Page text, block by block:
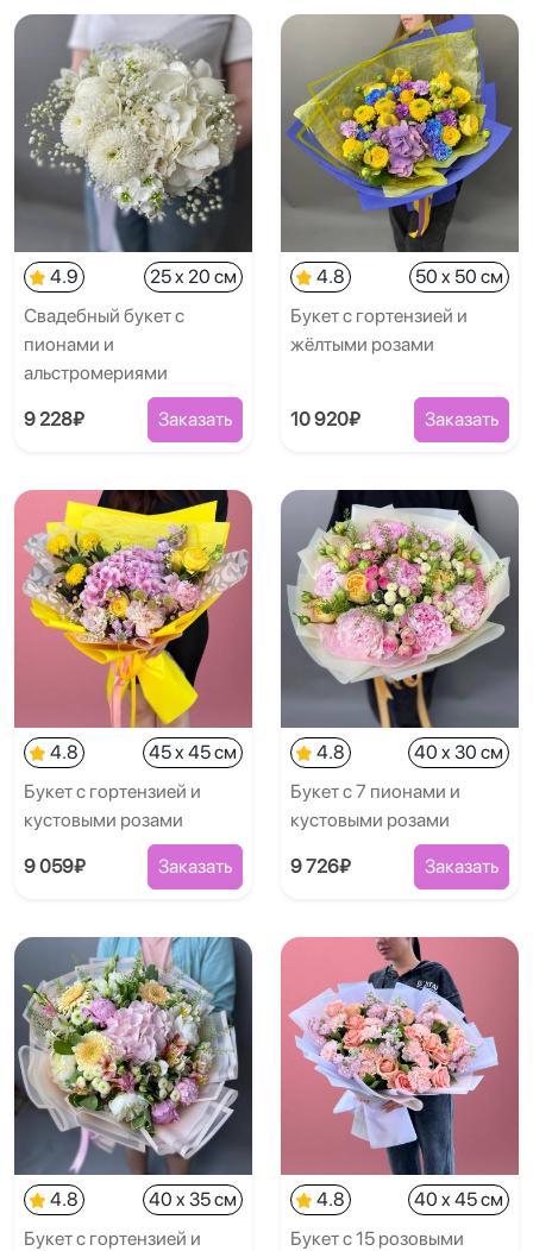
4.9
25 x 20 см
Свадебный букет с
пионами и
альстромериями
9 228₽ Заказать
4.8
50 x 50 см
Букет с гортензией и
жёлтыми розами
10 920₽ Заказать
4.8
45 x 45 см
Букет с гортензией и
кустовыми розами
9 059₽ Заказать
4.8
40 x 30 см
Букет с 7 пионами и
кустовыми розами
9 726₽ Заказать
4.8
40 x 35 см
Букет с гортензией и
4.8
40 x 45 см
Букет с 15 розовыми